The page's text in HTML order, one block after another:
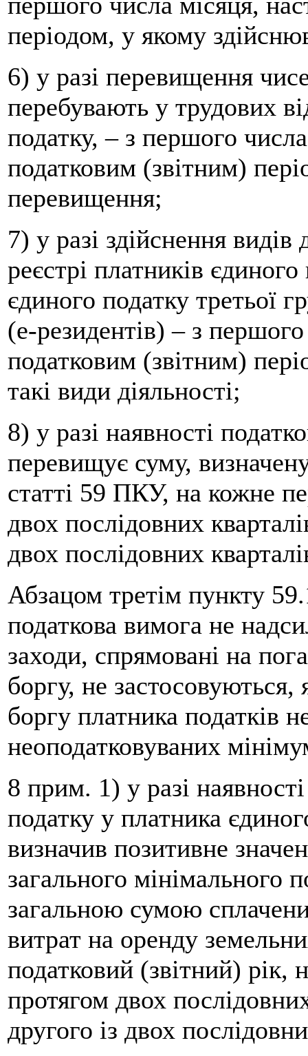
періодом, у якому
6) у разі перевищення
перебувають у трудових
податку, – з першого
податковим (звітним)
перевищення;
7) у разі здійснення видів
реєстрі платників
єдиного податку третьої
(е-резидентів) – з
податковим (звітним)
такі види діяльності;
8) у разі наявності
перевищує суму,
статті 59 ПКУ, на кожне
двох послідовних
двох послідовних
Абзацом третім пункту
податкова вимога не
заходи, спрямовані на
боргу, не
боргу платника податків
неоподатковуваних
8 прим. 1) у разі
податку у платника
визначив позитивне
загального мінімального
загальною сумою
витрат на оренду
податковий (звітний)
протягом двох
другого із двох